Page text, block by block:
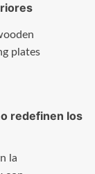
redefinen los